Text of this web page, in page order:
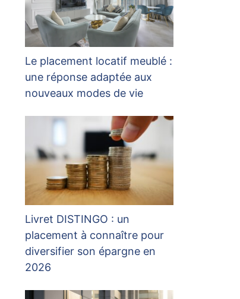
Le placement locatif meublé :
une réponse adaptée aux
nouveaux modes de vie
Livret DISTINGO : un
placement à connaître pour
diversifier son épargne en
2026